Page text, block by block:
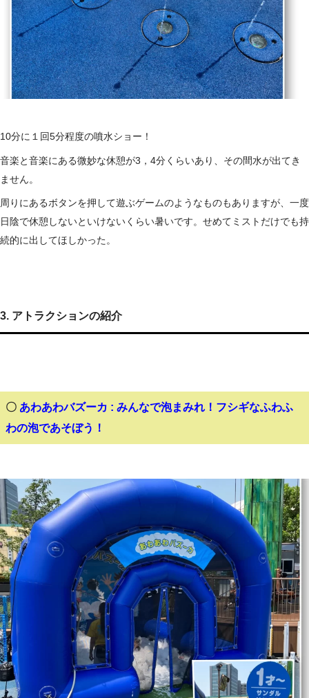
10分に１回5分程度の噴水ショー！
音楽と音楽にある微妙な休憩が3，4分くらいあり、その間水が出てき
ません。
周りにあるボタンを押して遊ぶゲームのようなものもありますが、一度
日陰で休憩しないといけないくらい暑いです。せめてミストだけでも持
続的に出してほしかった。
3. アトラクションの紹介
〇 あわあわバズーカ : みんなで泡まみれ！フシギなふわふ
わの泡であそぼう！